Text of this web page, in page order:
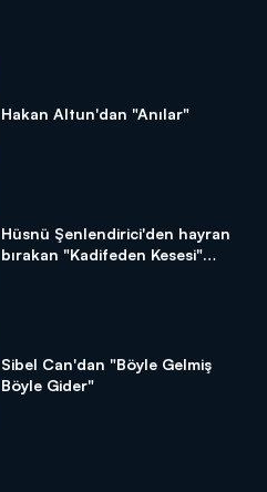
Hakan Altun'dan "Anılar"
Hüsnü Şenlendirici'den hayran
bırakan "Kadifeden Kesesi"
Sibel Can'dan "Böyle Gelmiş
Böyle Gider"